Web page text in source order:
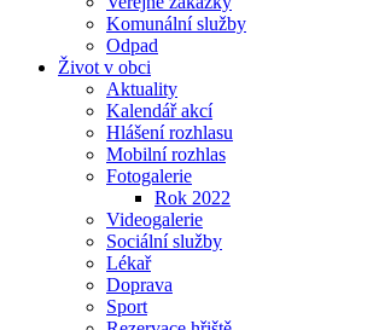
Komunální služby
Odpad
Život v obci
Aktuality
Kalendář akcí
Hlášení rozhlasu
Mobilní rozhlas
Fotogalerie
Rok 2022
Videogalerie
Sociální služby
Lékař
Doprava
Sport